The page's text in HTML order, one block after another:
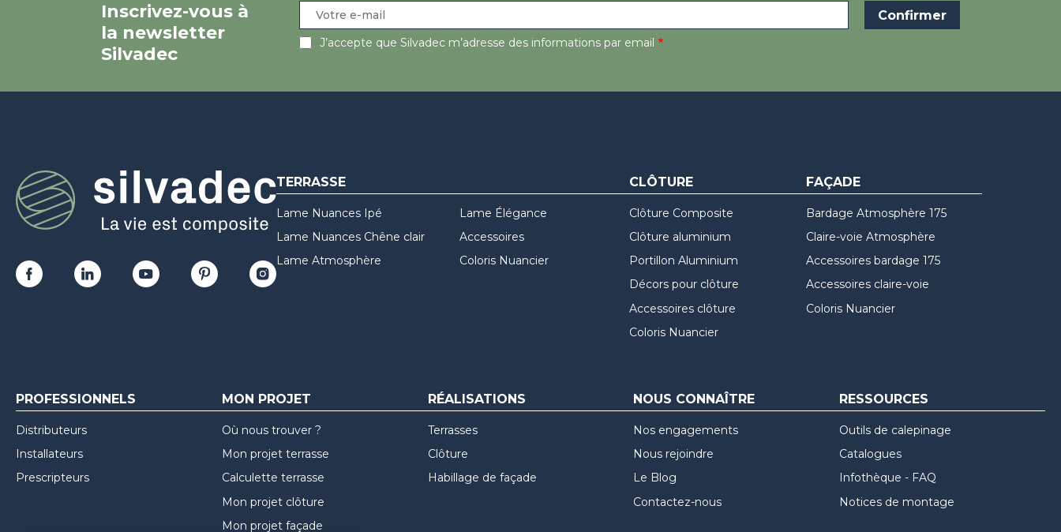
Inscrivez-vous à
la newsletter
Silvadec
J’accepte que Silvadec m’adresse des informations par email
TERRASSE
Lame Nuances Ipé
Lame Nuances Chêne clair
Lame Atmosphère
Lame Élégance
Accessoires
Coloris Nuancier
CLÔTURE
Clôture Composite
Clôture aluminium
Portillon Aluminium
Décors pour clôture
Accessoires clôture
Coloris Nuancier
FAÇADE
Bardage Atmosphère 175
Claire-voie Atmosphère
Accessoires bardage 175
Accessoires claire-voie
Coloris Nuancier
PROFESSIONNELS
Distributeurs
Installateurs
Prescripteurs
MON PROJET
Où nous trouver ?
Mon projet terrasse
Calculette terrasse
Mon projet clôture
Mon projet façade
RÉALISATIONS
Terrasses
Clôture
Habillage de façade
NOUS CONNAÎTRE
Nos engagements
Nous rejoindre
Le Blog
Contactez-nous
RESSOURCES
Outils de calepinage
Catalogues
Infothèque - FAQ
Notices de montage